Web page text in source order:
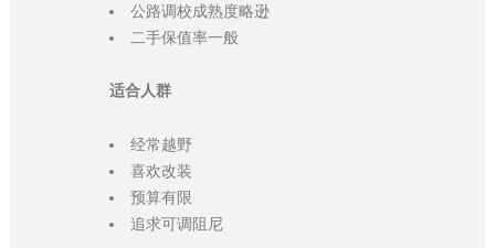
公路调校成熟度略逊
二手保值率一般
适合人群
经常越野
喜欢改装
预算有限
追求可调阻尼